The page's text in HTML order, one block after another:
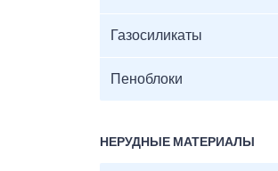
Газосиликаты
Пеноблоки
НЕРУДНЫЕ МАТЕРИАЛЫ